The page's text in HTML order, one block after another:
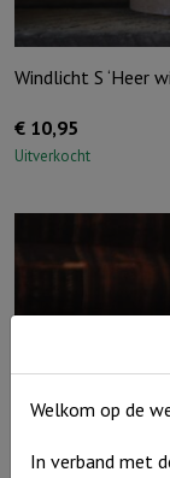
Windlicht S ‘Heer
€ 10,95
Uitverkocht
Welkom op de
In verband met